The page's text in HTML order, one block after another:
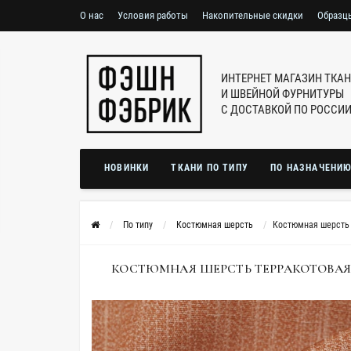
О нас Условия работы Накопительные скидки
ИНТЕРНЕТ МАГАЗИН
И ШВЕЙНОЙ ФУРНИТУРЫ
С ДОСТАВКОЙ ПО РОССИИ
НОВИНКИ ТКАНИ ПО ТИПУ ПО
По типу Костюмная шерсть Костюмная шерсть
КОСТЮМНАЯ ШЕРСТЬ ТЕРРАКОТОВАЯ